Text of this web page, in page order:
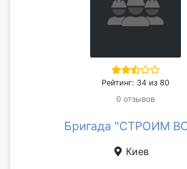
Рейтинг: 34 из 80
0 отзывов
Бригада "СТРОИМ
Киев